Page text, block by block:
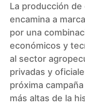
La producción
encamina a
por una
económicos y
al sector
privadas y
próxima
más altas de la